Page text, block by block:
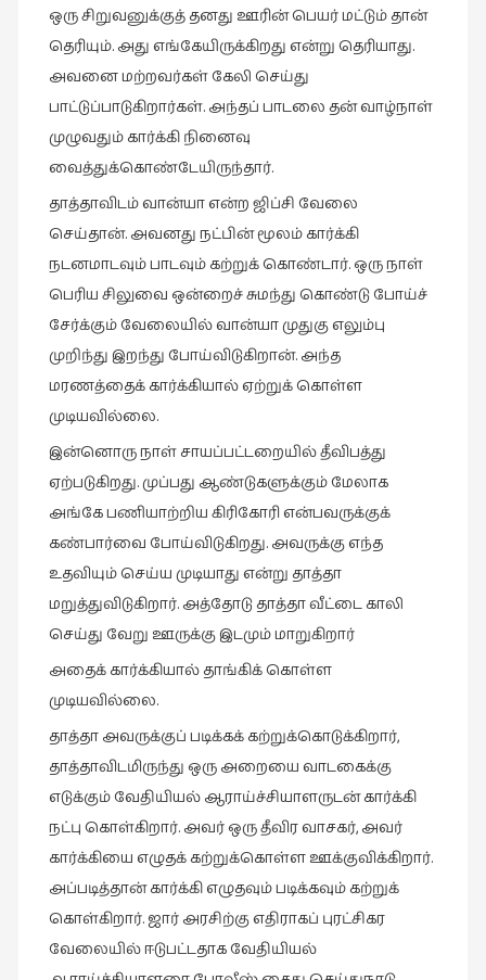
ஒரு சிறுவனுக்குத் தனது ஊரின் பெயர் மட்டும் தான்
தெரியும். அது எங்கேயிருக்கிறது என்று தெரியாது.
அவனை மற்றவர்கள் கேலி செய்து
பாட்டுப்பாடுகிறார்கள். அந்தப் பாடலை தன் வாழ்நாள்
முழுவதும் கார்க்கி நினைவு
வைத்துக்கொண்டேயிருந்தார்.
தாத்தாவிடம் வான்யா என்ற ஜிப்சி வேலை
செய்தான். அவனது நட்பின் மூலம் கார்க்கி
நடனமாடவும் பாடவும் கற்றுக் கொண்டார். ஒரு நாள்
பெரிய சிலுவை ஒன்றைச் சுமந்து கொண்டு போய்ச்
சேர்க்கும் வேலையில் வான்யா முதுகு எலும்பு
முறிந்து இறந்து போய்விடுகிறான். அந்த
மரணத்தைக் கார்க்கியால் ஏற்றுக் கொள்ள
முடியவில்லை.
இன்னொரு நாள் சாயப்பட்டறையில் தீவிபத்து
ஏற்படுகிறது. முப்பது ஆண்டுகளுக்கும் மேலாக
அங்கே பணியாற்றிய கிரிகோரி என்பவருக்குக்
கண்பார்வை போய்விடுகிறது. அவருக்கு எந்த
உதவியும் செய்ய முடியாது என்று தாத்தா
மறுத்துவிடுகிறார். அத்தோடு தாத்தா வீட்டை காலி
செய்து வேறு ஊருக்கு இடமும் மாறுகிறார்
அதைக் கார்க்கியால் தாங்கிக் கொள்ள
முடியவில்லை.
தாத்தா அவருக்குப் படிக்கக் கற்றுக்கொடுக்கிறார்,
தாத்தாவிடமிருந்து ஒரு அறையை வாடகைக்கு
எடுக்கும் வேதியியல் ஆராய்ச்சியாளருடன் கார்க்கி
நட்பு கொள்கிறார். அவர் ஒரு தீவிர வாசகர், அவர்
கார்க்கியை எழுதக் கற்றுக்கொள்ள ஊக்குவிக்கிறார்.
அப்படித்தான் கார்க்கி எழுதவும் படிக்கவும் கற்றுக்
கொள்கிறார். ஜார் அரசிற்கு எதிராகப் புரட்சிகர
வேலையில் ஈடுபட்டதாக வேதியியல்